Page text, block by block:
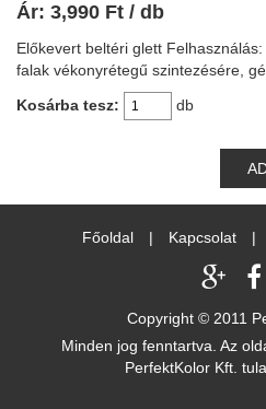
Ár: 3,990 Ft / db
Előkevert beltéri glett
falak vékonyrétegű szintezésére,
Kosárba tesz:
db
Főoldal | Kapcsolat |
Copyright © 2011
Minden jog fenntartva. Az
PerfektKolor Kft.